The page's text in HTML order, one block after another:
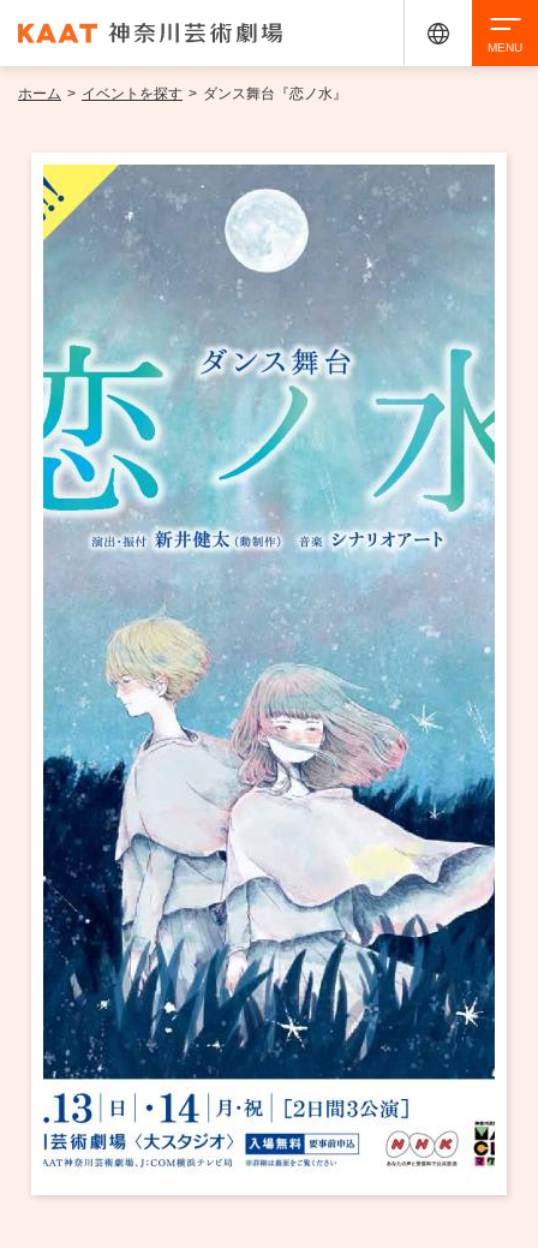
イベントを探す
・ イベント一覧
・ イベントカレンダー
ご来場案内
・ 館内サービス・アクセシビリティ
・ フロアマップ
・ レストラン/カフェ
・ 交通案内
・ よくある質問
施設を借りる
KAATについて
・ ミッション
・ 芸術監督
・ 施設概要
・ フロアマップ
・ レストラン/カフェ
KAAT 神奈川芸術劇場
SNS
アクセシビリティ チケット購入
ホーム > イベントを探す > ダンス舞台『恋ノ水』